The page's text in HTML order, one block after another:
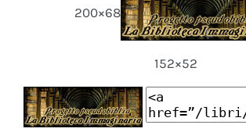
200×68
152×52